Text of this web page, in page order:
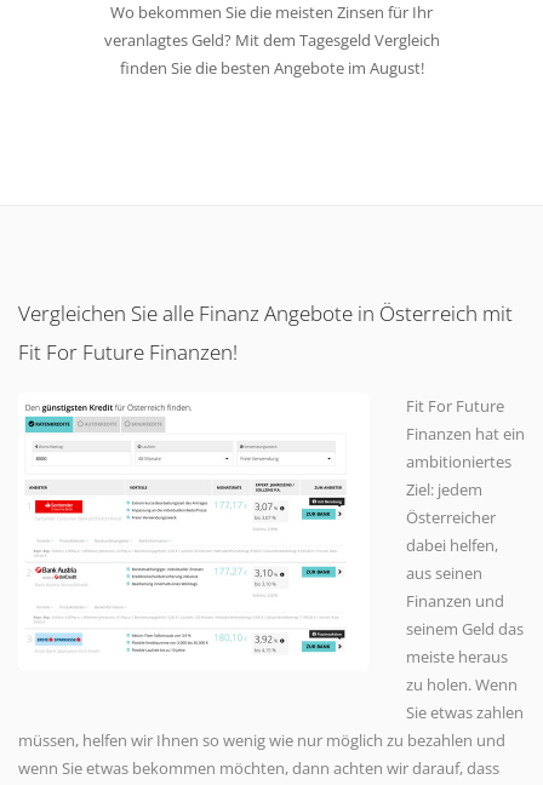
Wo bekommen Sie die meisten Zinsen für Ihr
veranlagtes Geld? Mit dem Tagesgeld Vergleich
finden Sie die besten Angebote im August!
Vergleichen Sie alle Finanz Angebote in Österreich mit
Fit For Future Finanzen!
Fit For Future
Finanzen hat ein
ambitioniertes
Ziel: jedem
Österreicher
dabei helfen,
aus seinen
Finanzen und
seinem Geld das
meiste heraus
zu holen. Wenn
Sie etwas zahlen
müssen, helfen wir Ihnen so wenig wie nur möglich zu bezahlen und
wenn Sie etwas bekommen möchten, dann achten wir darauf, dass